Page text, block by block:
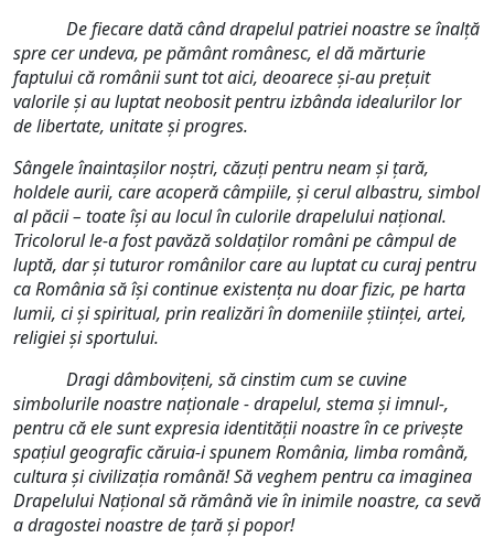
De fiecare dată când drapelul patriei noastre se înalță
spre cer undeva, pe pământ românesc, el dă mărturie
faptului că românii sunt tot aici, deoarece și-au prețuit
valorile și au luptat neobosit pentru izbânda idealurilor lor
de libertate, unitate și progres.
Sângele înaintașilor noștri, căzuți pentru neam și țară,
holdele aurii, care acoperă câmpiile, și cerul albastru, simbol
al păcii – toate își au locul în culorile drapelului național.
Tricolorul le-a fost pavăză soldaților români pe câmpul de
luptă, dar și tuturor românilor care au luptat cu curaj pentru
ca România să își continue existența nu doar fizic, pe harta
lumii, ci și spiritual, prin realizări în domeniile științei, artei,
religiei și sportului.
Dragi dâmboviţeni, să cinstim cum se cuvine
simbolurile noastre naționale - drapelul, stema și imnul-,
pentru că ele sunt expresia identității noastre în ce privește
spațiul geografic căruia-i spunem România, limba română,
cultura și civilizația română! Să veghem pentru ca imaginea
Drapelului Național să rămână vie în inimile noastre, ca sevă
a dragostei noastre de țară și popor!